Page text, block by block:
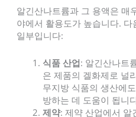
알긴산나트륨과 그 용액은 매
야에서 활용도가 높습니다.
일부입니다:
식품 산업: 알긴산나트
은 제품의 겔화제로 널
무지방 식품의 생산에
방하는 데 도움이 됩니
제약: 제약 산업에서 알